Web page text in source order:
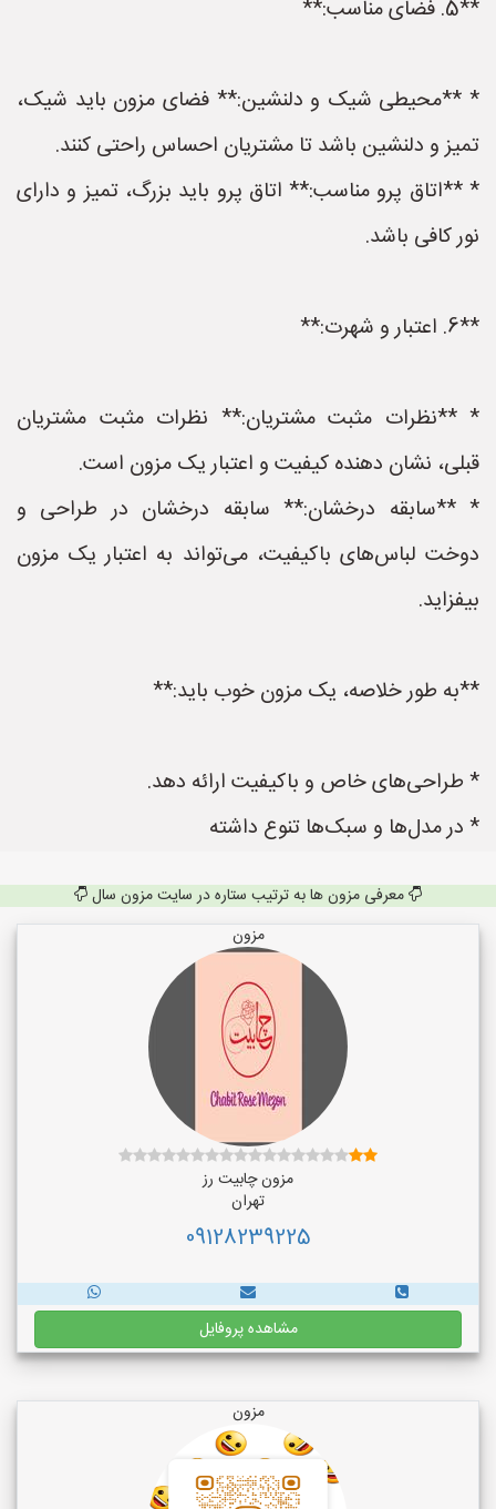
**5. فضای مناسب:**
* **محیطی شیک و دلنشین:** فضای مزون باید شیک،
تمیز و دلنشین باشد تا مشتریان احساس راحتی کنند.
* **اتاق پرو مناسب:** اتاق پرو باید بزرگ، تمیز و دارای
نور کافی باشد.
**6. اعتبار و شهرت:**
* **نظرات مثبت مشتریان:** نظرات مثبت مشتریان
قبلی، نشان دهنده کیفیت و اعتبار یک مزون است.
* **سابقه درخشان:** سابقه درخشان در طراحی و
دوخت لباس‌های باکیفیت، می‌تواند به اعتبار یک مزون
بیفزاید.
**به طور خلاصه، یک مزون خوب باید:**
* طراحی‌های خاص و باکیفیت ارائه دهد.
* در مدل‌ها و سبک‌ها تنوع داشته
معرفی مزون ها به ترتیب ستاره در سایت مزون سال
مزون
مزون چابیت رز
تهران
09128239225
مشاهده پروفایل
مزون